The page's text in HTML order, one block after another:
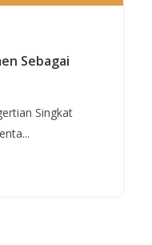
Sebagai
Singkat